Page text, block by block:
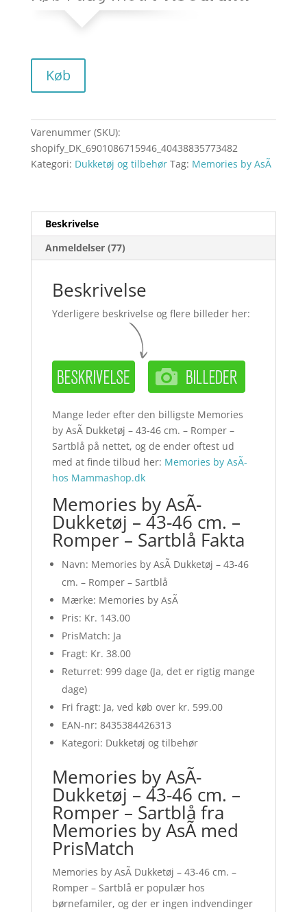
Køb
Varenummer (SKU):
shopify_DK_6901086715946_40438835773482
Kategori: Dukketøj og tilbehør Tag: Memories by AsÃ­
Beskrivelse
Anmeldelser (77)
Beskrivelse
Yderligere beskrivelse og flere billeder her:
Mange leder efter den billigste Memories
by AsÃ­ Dukketøj – 43-46 cm. – Romper –
Sartblå på nettet, og de ender oftest ud
med at finde tilbud her: Memories by AsÃ­
hos Mammashop.dk
Memories by AsÃ­
Dukketøj – 43-46 cm. –
Romper – Sartblå Fakta
Navn: Memories by AsÃ­ Dukketøj – 43-46
cm. – Romper – Sartblå
Mærke: Memories by AsÃ­
Pris: Kr. 143.00
PrisMatch: Ja
Fragt: Kr. 38.00
Returret: 999 dage (Ja, det er rigtig mange
dage)
Fri fragt: Ja, ved køb over kr. 599.00
EAN-nr: 8435384426313
Kategori: Dukketøj og tilbehør
Memories by AsÃ­
Dukketøj – 43-46 cm. –
Romper – Sartblå fra
Memories by AsÃ­ med
PrisMatch
Memories by AsÃ­ Dukketøj – 43-46 cm. –
Romper – Sartblå er populær hos
børnefamiler, og der er ingen indvendinger